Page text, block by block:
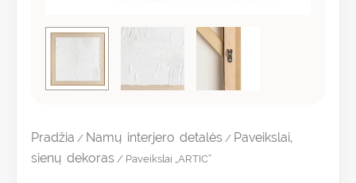
Pradžia / Namų interjero detalės / Paveikslai,
sienų dekoras / Paveikslai „ARTIC”